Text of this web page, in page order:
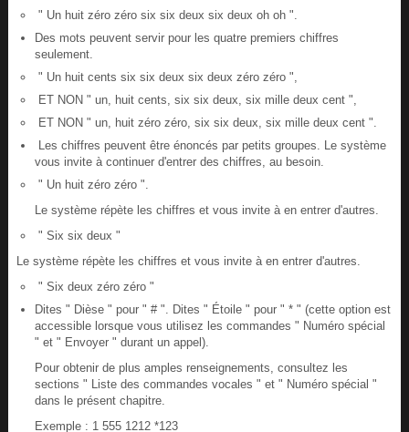
" Un huit zéro zéro six six deux six deux oh oh ".
Des mots peuvent servir pour les quatre premiers chiffres
seulement.
" Un huit cents six six deux six deux zéro zéro ",
ET NON " un, huit cents, six six deux, six mille deux cent ",
ET NON " un, huit zéro zéro, six six deux, six mille deux cent ".
Les chiffres peuvent être énoncés par petits groupes. Le système
vous invite à continuer d'entrer des chiffres, au besoin.
" Un huit zéro zéro ".
Le système répète les chiffres et vous invite à en entrer d'autres.
" Six six deux "
Le système répète les chiffres et vous invite à en entrer d'autres.
" Six deux zéro zéro "
Dites " Dièse " pour " # ". Dites " Étoile " pour " * " (cette option est
accessible lorsque vous utilisez les commandes " Numéro spécial
" et " Envoyer " durant un appel).
Pour obtenir de plus amples renseignements, consultez les
sections " Liste des commandes vocales " et " Numéro spécial "
dans le présent chapitre.
Exemple : 1 555 1212 *123